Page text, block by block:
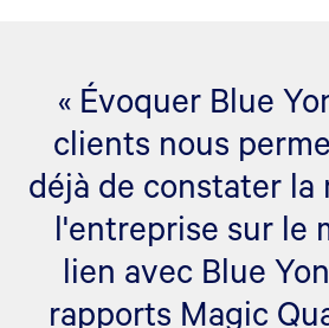
« Évoquer Blue
clients nous
déjà de constater
l'entreprise sur le
lien avec Blue
rapports Magic